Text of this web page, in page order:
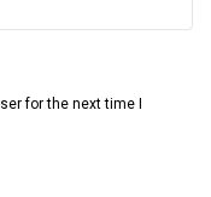
for the next time I